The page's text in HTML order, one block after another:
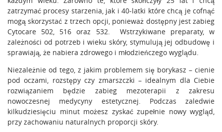
zatrzymać procesy starzenia, jak i 40-latki które chcą je cofnąć
mogą skorzystać z trzech opcji, ponieważ dostępny jest zabieg
Cytocare 502, 516 oraz 532. Wstrzykiwane preparaty, w
zależności od potrzeb i wieku skóry, stymulują jej odbudowę i
sprawiają, że nabiera zdrowego i młodzieńczego wyglądu.
Niezależnie od tego, z jakim problemem się borykasz – cienie
pod oczami, rozstępy czy zmarszczki – idealnym dla Ciebie
rozwiązaniem będzie zabieg mezoterapii z zakresu
nowoczesnej medycyny estetycznej. Podczas zaledwie
kilkudziesięciu minut możesz zyskać zupełnie nowy wygląd,
przy zachowaniu naturalnych proporcji skóry.